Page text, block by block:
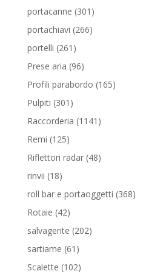
portacanne 301 301
prodotti
portachiavi 266266
portelli 261 261
prodotti
Prese aria 9696
prodotti
Profili parabordo 165165
Pulpiti 301 301
prodotti
Raccorderia 1141 1141
Remi 125125
prodotti
Riflettori radar 4848
rinvii 1818
prodotti
roll bar e portaoggetti 368368
Rotaie 4242
prodotti
salvagente 202202
sartiame 61 61
prodotti
Scalette 102102